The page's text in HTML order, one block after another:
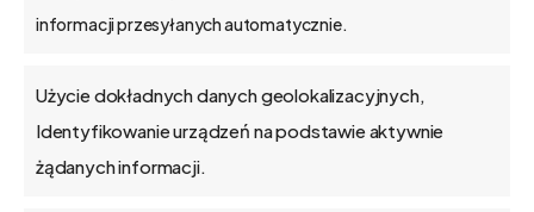
informacji przesyłanych automatycznie.
Użycie dokładnych danych geolokalizacyjnych,
Identyfikowanie urządzeń na podstawie aktywnie
żądanych informacji.
Blog
Kontakt